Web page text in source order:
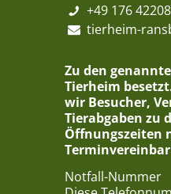
+49 176
tierheim-
Zu den
Tierheim
wir Besucher,
Tierabgaben zu
Öffnungszeiten
Notfall-Nummer